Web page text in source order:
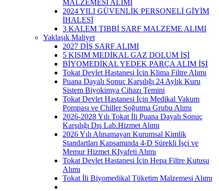
MALZEMESİ ALIMI
2024 YILI GÜVENLİK PERSONELİ GİYİM
İHALESİ
3 KALEM TIBBİ SARF MALZEME ALIMI
Yaklaşık Maliyet
2027 DİŞ SARF ALIMI
5 KISIM MEDİKAL GAZ DOLUM İŞİ
BİYOMEDİKAL YEDEK PARÇA ALIM İŞİ
Tokat Devlet Hastanesi İçin Klima Filtre Alımı
Puana Dayalı Sonuç Karşılığı 24 Aylık Kuru
Sistem Biyokimya Cihazı Temini
Tokat Devlet Hastanesi İçin Medikal Vakum
Pompası ve Chiller Soğutma Grubu Alımı
2026-2028 Yılı Tokat İli Puana Dayalı Sonuç
Karşılığı Dış Lab.Hizmet Alımı
2026 Yılı Alınamayan Kurumsal Kimlik
Standartları Kapsamında 4-D Sürekli İşçi ve
Memur Hizmet KIyafeti Alımı
Tokat Devlet Hastanesi İçin Hepa Filtre Kutusu
Alımı
Tokat İli Biyomedikal Tüketim Malzemesi Alımı